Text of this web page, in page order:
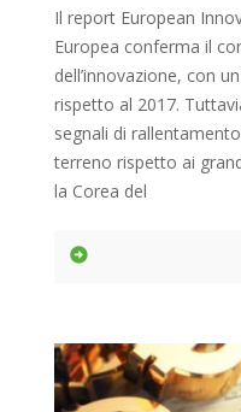
Il report European
Europea conferma il
dell’innovazione, con
rispetto al 2017.
segnali di
terreno rispetto ai
la Corea del